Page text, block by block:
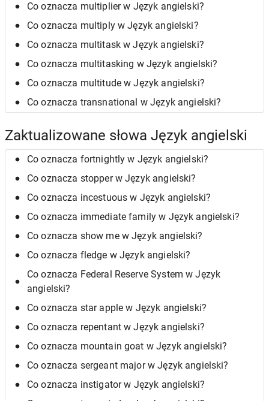
Co oznacza multiplier w Język angielski?
Co oznacza multiply w Język angielski?
Co oznacza multitask w Język angielski?
Co oznacza multitasking w Język angielski?
Co oznacza multitude w Język angielski?
Co oznacza transnational w Język angielski?
Zaktualizowane słowa Język angielski
Co oznacza fortnightly w Język angielski?
Co oznacza stopper w Język angielski?
Co oznacza incestuous w Język angielski?
Co oznacza immediate family w Język angielski?
Co oznacza show me w Język angielski?
Co oznacza fledge w Język angielski?
Co oznacza Federal Reserve System w Język
angielski?
Co oznacza star apple w Język angielski?
Co oznacza repentant w Język angielski?
Co oznacza mountain goat w Język angielski?
Co oznacza sergeant major w Język angielski?
Co oznacza instigator w Język angielski?